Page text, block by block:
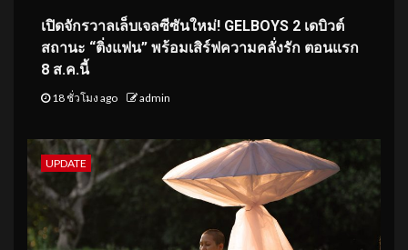
เปิดจักรวาลเล็บเจลซีซันใหม่! GELBOYS 2 เดบิวต์
สถานะ “ติ่งแฟน” พร้อมเสิร์ฟความคลั่งรัก ตอนแรก
8 ส.ค.นี้
18 ชั่วโมง ago admin
UPDATE